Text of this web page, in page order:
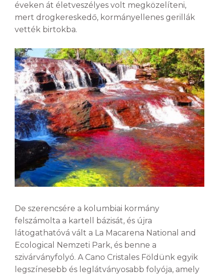
éveken át életveszélyes volt megközelíteni,
mert drogkereskedő, kormányellenes gerillák
vették birtokba.
De szerencsére a kolumbiai kormány
felszámolta a kartell bázisát, és újra
látogathatóvá vált a La Macarena National and
Ecological Nemzeti Park, és benne a
szivárványfolyó. A Cano Cristales Földünk egyik
legszínesebb és leglátványosabb folyója, amely